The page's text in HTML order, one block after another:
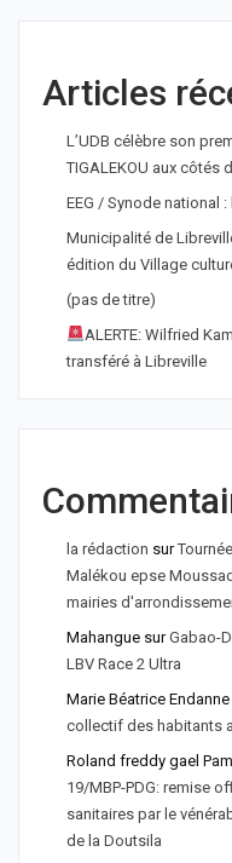
Articles
L’UDB célèbre son
TIGALEKOU aux
EEG / Synode national
Municipalité de
édition du Village
(pas de titre)
ALERTE: Wilfried
transféré à Libreville
la rédaction sur
Malékou epse
mairies
Mahangue surGabao-
LBV Race 2 Ultra
Marie Béatrice Endanne
collectif des habitants
Roland freddy gael
19/MBP-PDG: remise
sanitaires par le
de la Doutsila